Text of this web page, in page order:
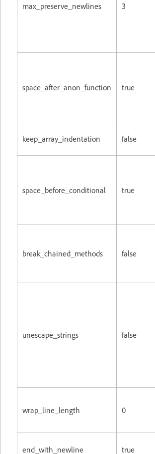
max_preserve_newlines 3
space_after_anon_function true
keep_array_indentation false
space_before_conditional true
break_chained_methods false
unescape_strings false
wrap_line_length 0
end_with_newline true